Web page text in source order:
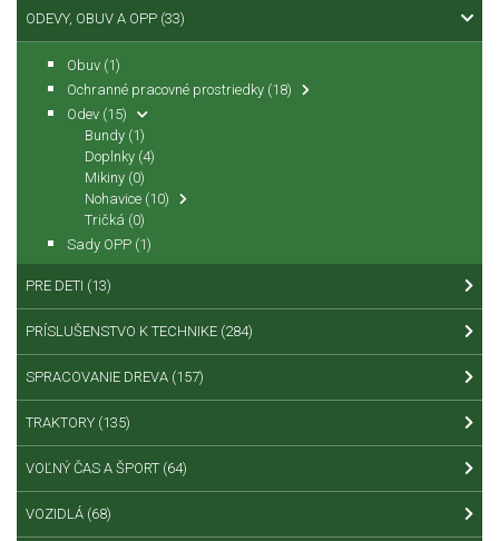
ODEVY, OBUV A OPP (33)
Obuv (1)
Ochranné pracovné prostriedky (18)
Odev (15)
Bundy (1)
Doplnky (4)
Mikiny (0)
Nohavice (10)
Tričká (0)
Sady OPP (1)
PRE DETI (13)
PRÍSLUŠENSTVO K TECHNIKE (284)
SPRACOVANIE DREVA (157)
TRAKTORY (135)
VOĽNÝ ČAS A ŠPORT (64)
VOZIDLÁ (68)